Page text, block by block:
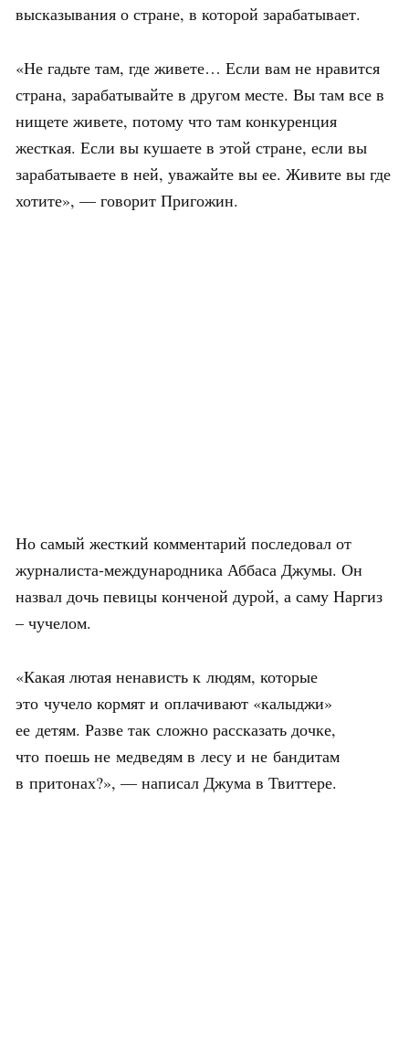
высказывания о стране, в которой зарабатывает.
«Не гадьте там, где живете… Если вам не нравится
страна, зарабатывайте в другом месте. Вы там все в
нищете живете, потому что там конкуренция
жесткая. Если вы кушаете в этой стране, если вы
зарабатываете в ней, уважайте вы ее. Живите вы где
хотите», — говорит Пригожин.
Но самый жесткий комментарий последовал от
журналиста-международника Аббаса Джумы. Он
назвал дочь певицы конченой дурой, а саму Наргиз
– чучелом.
«Какая лютая ненависть к людям, которые
это чучело кормят и оплачивают «калыджи»
ее детям. Разве так сложно рассказать дочке,
что поешь не медведям в лесу и не бандитам
в притонах?», — написал Джума в Твиттере.